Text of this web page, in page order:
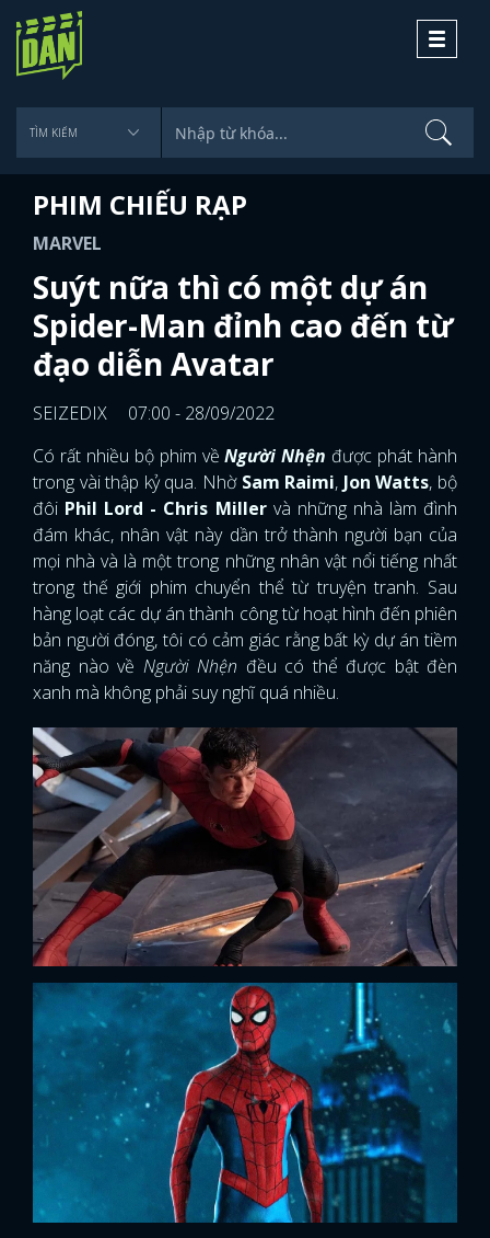
Toggle
PHIM CHIẾU RẠP
MARVEL
Suýt nữa thì có một dự án
Spider-Man đỉnh cao đến từ
đạo diễn Avatar
SEIZEDIX
07:00 - 28/09/2022
Có rất nhiều bộ phim vềNgười Nhện được phát hành
trong vài thập kỷ qua. Nhờ Sam Raimi, Jon Watts, bộ
đôi Phil Lord - Chris Miller và những nhà làm đình
đám khác, nhân vật này dần trở thành người bạn của
mọi nhà và là một trong những nhân vật nổi tiếng nhất
trong thế giới phim chuyển thể từ truyện tranh. Sau
hàng loạt các dự án thành công từ hoạt hình đến phiên
bản người đóng, tôi có cảm giác rằng bất kỳ dự án tiềm
năng nào về Người Nhện đều có thể được bật đèn
xanh mà không phải suy nghĩ quá nhiều.